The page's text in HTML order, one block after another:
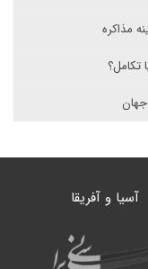
مذاکره
آسیا و آفریقا